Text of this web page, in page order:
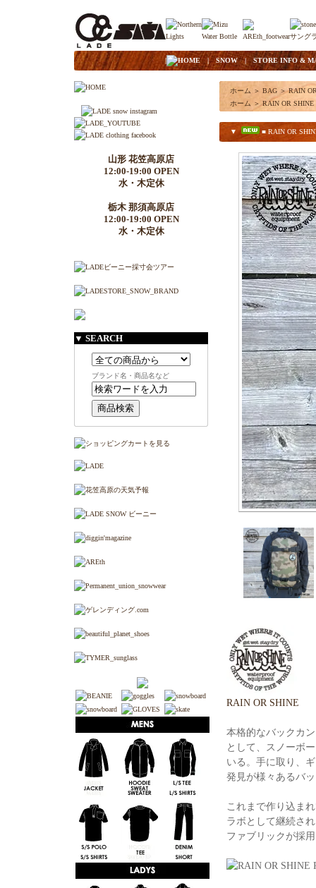
| HOME|SNOW| STORE INFO &
山形 花笠高原店
12:00-19:00 OPEN
水・木定休
栃木 那須高原店
12:00-19:00 OPEN
水・木定休
▼ SEARCH
ブランド名・商品名など
ホーム ＞ BAG ＞ RAIN
ホーム ＞ RAIN OR SHINE
▼ ■ RAIN OR
RAIN OR SHINE
本格的なバックカ
として、スノーボ
いる。手に取り、
発見が様々あるバ
これまで作り込ま
ラボとして継続さ
ファブリックが採